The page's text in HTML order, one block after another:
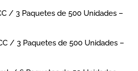
/ 3 Paquetes de 500 Unidades –
/ 3 Paquetes de 500 Unidades –